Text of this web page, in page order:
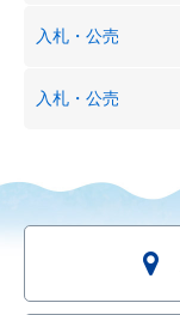
入札・公売
入札・公売